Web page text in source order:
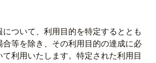
について、利用目的を特定するととも
合等を除き、その利用目的の達成に必
利用いたします。特定された利用目